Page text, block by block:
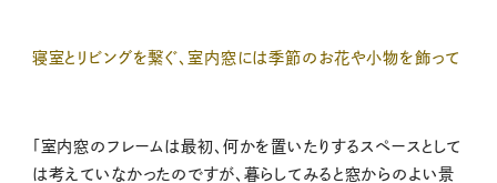
寝室とリビングを繋ぐ、室内窓には季節のお花や小物を飾って
「室内窓のフレームは最初、何かを置いたりするスペースとして
は考えていなかったのですが、暮らしてみると窓からのよい景